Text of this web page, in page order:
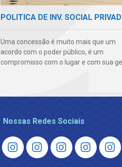
POLITICA DE INV. SOCIAL
Uma concessão é muito mais que um
acordo com o poder público, é um
compromisso com o lugar e com sua
Nossas Redes Sociais